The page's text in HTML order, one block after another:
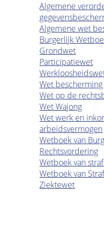
Algemene
Algemene wet
Burgerlijk
Grondwet
Participatiewet
Wet
Wet op de
Wet Wajong
Wet werk en
arbeidsvermogen
Wetboek van
Rechtsvordering
Wetboek van
Wetboek van
Ziektewet